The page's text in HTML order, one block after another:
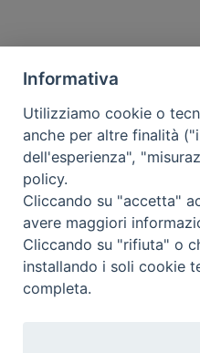
Informativa
Utilizziamo cookie o
anche per altre finalità
dell'esperienza",
policy.
Cliccando su "accetta"
avere maggiori
Cliccando su "rifiuta" o
installando i soli cookie
completa.